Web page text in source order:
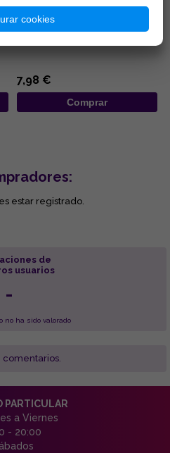
COLGANTE ACERO LOBO
AULLANDO SOBRE LUNA CON
7,98 €
Comprar
estar registrado.
de
usuarios
-
no ha sido valorado
PARTICULAR
a Viernes
- 20:00
cookies